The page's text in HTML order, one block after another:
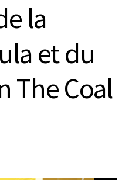
la
et du
The Coal